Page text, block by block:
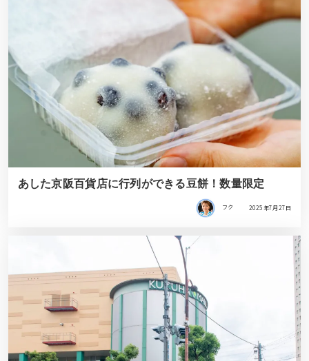
あした京阪百貨店に行列ができる豆餅！数量限定
フク 2025年7月27日